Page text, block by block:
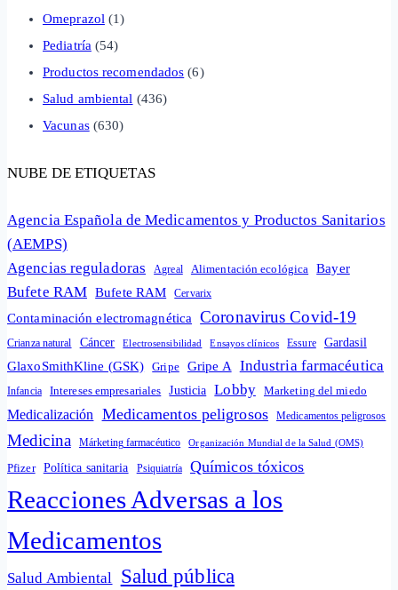
Omeprazol (1)
Pediatría (54)
Productos recomendados (6)
Salud ambiental (436)
Vacunas(630)
NUBE DE ETIQUETAS
Agencia Española de Medicamentos y Productos Sanitarios
(AEMPS)
Agencias reguladoras
Agreal Alimentación ecológica Bayer
Bufete RAM Bufete RAM Cervarix
Contaminación electromagnética Coronavirus Covid-19
Crianza natural Cáncer Electrosensibilidad Ensayos clínicos Essure Gardasil
GlaxoSmithKline (GSK) Gripe Gripe A Industria farmacéutica
Infancia Intereses empresariales Justicia Lobby Marketing del miedo
Medicalización Medicamentos peligrosos Medicamentos peligrosos
Medicina Márketing farmacéutico Organización Mundial de la Salud (OMS)
Pfizer Política sanitaria Psiquiatría Químicos tóxicos
Reacciones Adversas a los
Medicamentos
Salud Ambiental Salud pública